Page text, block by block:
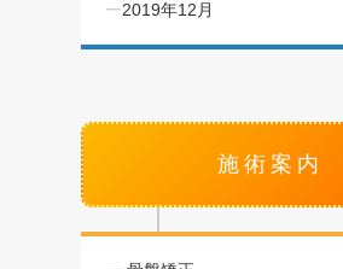
2019年12月
施術案内